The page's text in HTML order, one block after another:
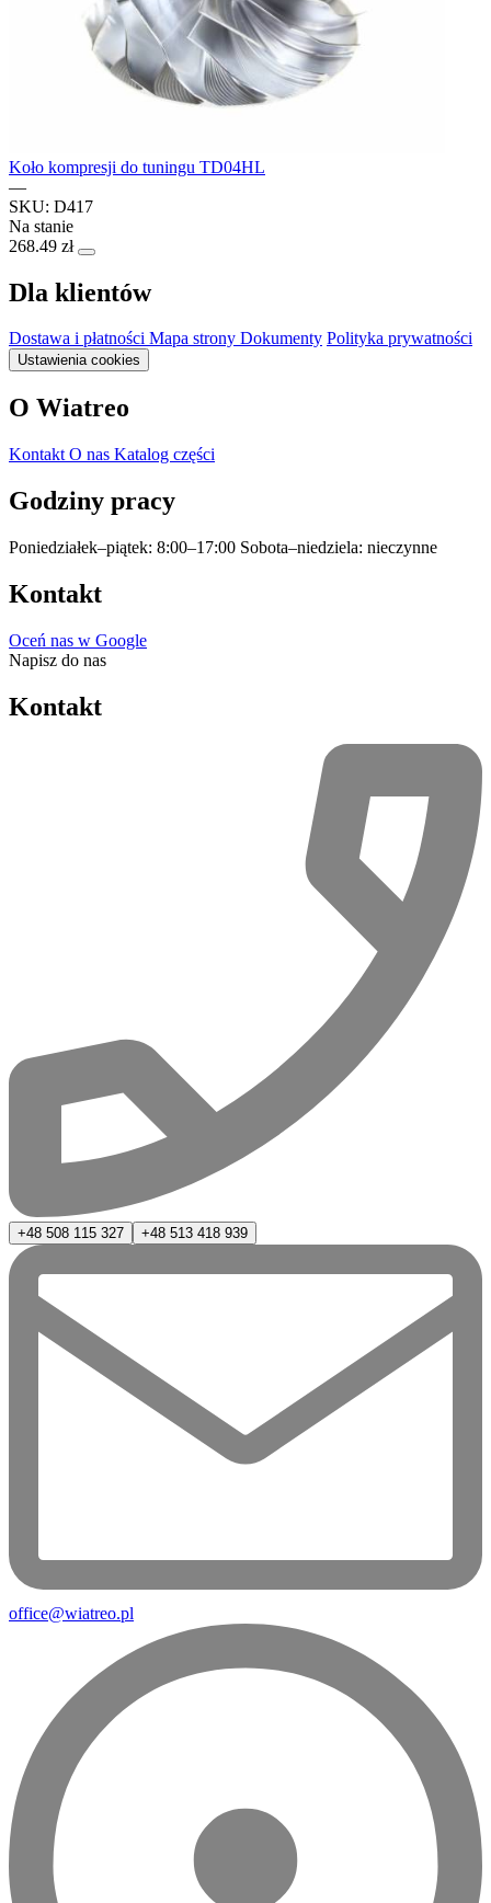
Koło kompresji do tuningu TD04HL
—
SKU: D417
Na stanie
268.49 zł
Dla klientów
Dostawa i płatności Mapa strony Dokumenty Polityka prywatności
Ustawienia cookies
O Wiatreo
Kontakt O nas Katalog części
Godziny pracy
Poniedziałek–piątek: 8:00–17:00 Sobota–niedziela: nieczynne
Kontakt
Oceń nas w Google
Napisz do nas
Kontakt
+48 508 115 327 +48 513 418 939
office@wiatreo.pl